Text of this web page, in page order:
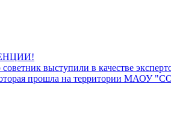
выступили в качестве
прошла на территории МАОУ